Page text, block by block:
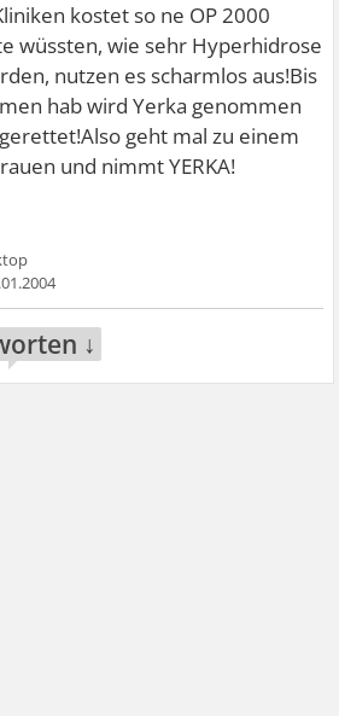
kostet so ne OP 2000
wüssten, wie sehr Hyperhidrose
nutzen es scharmlos aus!Bis
hab wird Yerka genommen
geht mal zu einem
und nimmt YERKA!
↓